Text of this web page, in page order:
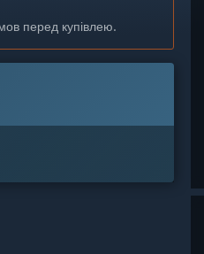
перед купівлею.